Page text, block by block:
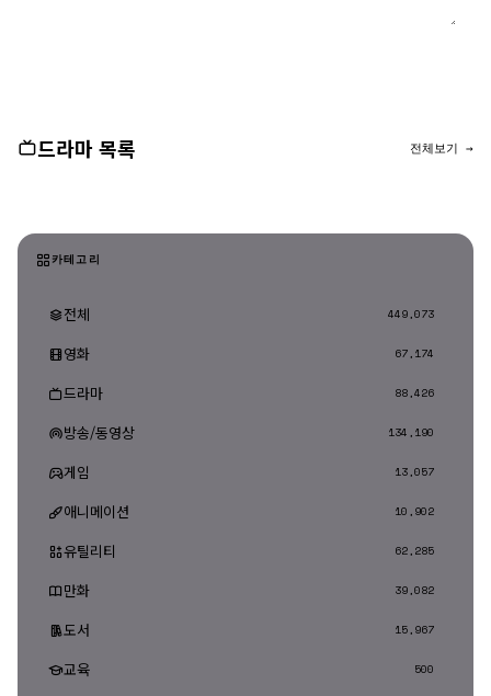
드라마 목록 전체보기 →
카테고리
전체 449,073
영화 67,174
드라마 88,426
방송/동영상 134,190
게임 13,057
애니메이션 10,902
유틸리티 62,285
만화 39,082
도서 15,967
교육 500